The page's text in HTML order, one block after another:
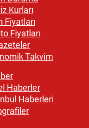
Kurları
Fiyatları
Fiyatları
Takvim
Haberler
Haberleri